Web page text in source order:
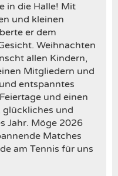
in die Halle! Mit
und kleinen
er dem
Weihnachten
allen Kindern,
Mitgliedern und
entspanntes
und einen
glückliches und
Jahr. Möge 2026
Matches
am Tennis für uns